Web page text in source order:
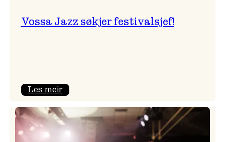
Vossa Jazz søkjer festivalsjef!
Les meir:
Jazz
søkjer